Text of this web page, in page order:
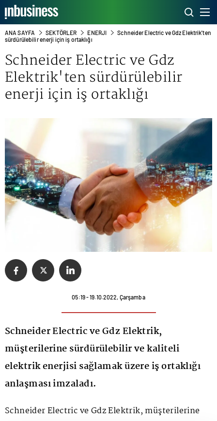
ANA SAYFA SEKTÖRLER ENERJI
Schneider Electric ve Gdz Elektrik'ten
sürdürülebilir enerji için iş ortaklığı
Schneider Electric ve Gdz
Elektrik'ten sürdürülebilir
enerji için iş ortaklığı
05:19 - 19.10.2022, Çarşamba
Schneider Electric ve Gdz Elektrik,
müşterilerine sürdürülebilir ve kaliteli
elektrik enerjisi sağlamak üzere iş ortaklığı
anlaşması imzaladı.
Schneider Electric veGdz Elektrik, müşterilerine